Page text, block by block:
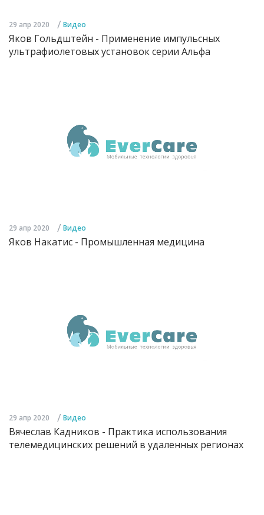
29 апр 2020 / Видео
Яков Гольдштейн - Применение импульсных
ультрафиолетовых установок серии Альфа
29 апр 2020 / Видео
Яков Накатис - Промышленная медицина
29 апр 2020 / Видео
Вячеслав Кадников - Практика использования
телемедицинских решений в удаленных регионах